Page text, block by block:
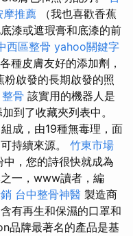
摩推薦 （我也喜歡香蕉
漆或遮瑕膏和底漆的前
西區整骨 yahoo關鍵字
種皮膚友好的添加劑，
啟發的長期啟發的照
骨 該實用的機器人是
到了收藏夾列表中。
成，由19種無毒理，面
持續來源。 竹東市場
，您的詩很快就成為
一，www讀者，編
台中整骨神醫 製造商
有再生和保濕的口罩和
品牌最著名的產品是基